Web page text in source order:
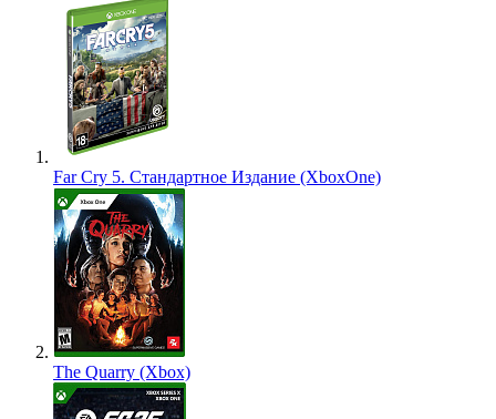
Far Cry 5. Стандартное Издание (XboxOne)
The Quarry (Xbox)